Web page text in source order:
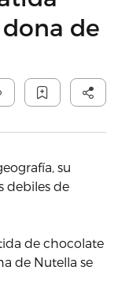
de
su
debiles de
de chocolate
de Nutella se